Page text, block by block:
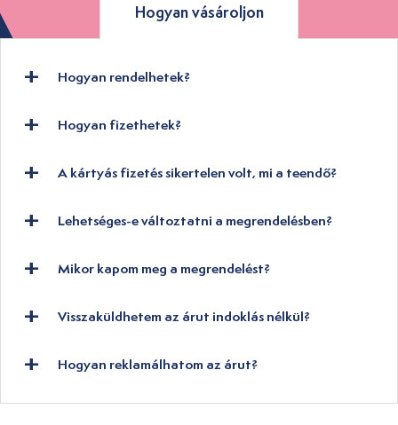
Hogyan vásároljon
Hogyan rendelhetek?
Hogyan fizethetek?
A kártyás fizetés sikertelen volt, mi a teendő?
Lehetséges-e változtatni a megrendelésben?
Mikor kapom meg a megrendelést?
Visszaküldhetem az árut indoklás nélkül?
Hogyan reklamálhatom az árut?